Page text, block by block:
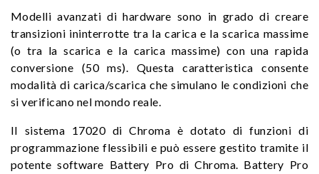
Modelli avanzati di hardware sono in grado di creare
transizioni ininterrotte tra la carica e la scarica massime
(o tra la scarica e la carica massime) con una rapida
conversione (50 ms). Questa caratteristica consente
modalità di carica/scarica che simulano le condizioni che
si verificano nel mondo reale.
Il sistema 17020 di Chroma è dotato di funzioni di
programmazione flessibili e può essere gestito tramite il
potente software Battery Pro di Chroma. Battery Pro